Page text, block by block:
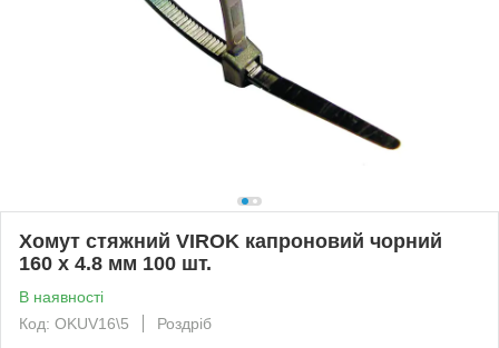
Хомут стяжний VIROK капроновий чорний
160 х 4.8 мм 100 шт.
В наявності
Код: OKUV16\5
Роздріб